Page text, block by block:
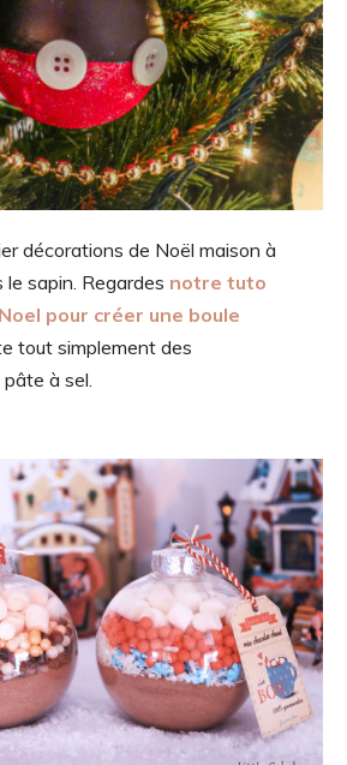
décorations de Noël maison à
sapin. Regardes notre tuto
pour créer une boule
tout simplement des
à sel.